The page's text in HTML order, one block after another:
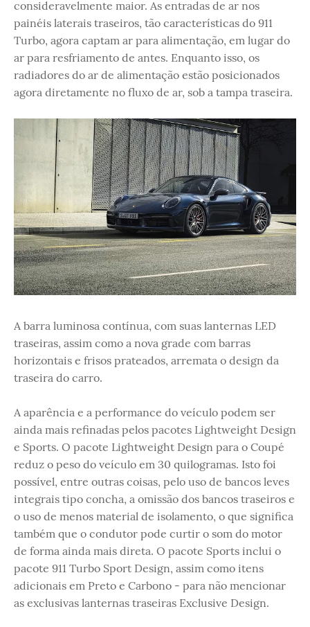
consideravelmente maior. As entradas de ar nos
painéis laterais traseiros, tão características do 911
Turbo, agora captam ar para alimentação, em lugar do
ar para resfriamento de antes. Enquanto isso, os
radiadores do ar de alimentação estão posicionados
agora diretamente no fluxo de ar, sob a tampa traseira.
A barra luminosa contínua, com suas lanternas LED
traseiras, assim como a nova grade com barras
horizontais e frisos prateados, arremata o design da
traseira do carro.
A aparência e a performance do veículo podem ser
ainda mais refinadas pelos pacotes Lightweight Design
e Sports. O pacote Lightweight Design para o Coupé
reduz o peso do veículo em 30 quilogramas. Isto foi
possível, entre outras coisas, pelo uso de bancos leves
integrais tipo concha, a omissão dos bancos traseiros e
o uso de menos material de isolamento, o que significa
também que o condutor pode curtir o som do motor
de forma ainda mais direta. O pacote Sports inclui o
pacote 911 Turbo Sport Design, assim como itens
adicionais em Preto e Carbono - para não mencionar
as exclusivas lanternas traseiras Exclusive Design.